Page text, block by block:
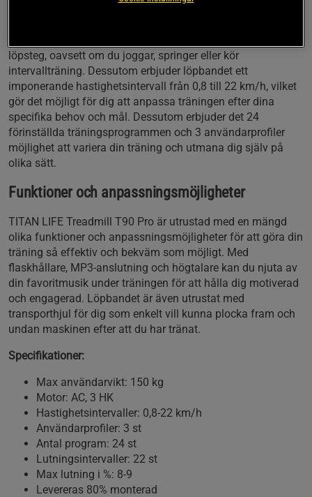
löpsteg, oavsett om du joggar, springer eller kör
intervallträning. Dessutom erbjuder löpbandet ett
imponerande hastighetsintervall från 0,8 till 22 km/h, vilket
gör det möjligt för dig att anpassa träningen efter dina
specifika behov och mål. Dessutom erbjuder det 24
förinställda träningsprogrammen och 3 användarprofiler
möjlighet att variera din träning och utmana dig själv på
olika sätt.
Funktioner och anpassningsmöjligheter
TITAN LIFE Treadmill T90 Pro är utrustad med en mängd
olika funktioner och anpassningsmöjligheter för att göra din
träning så effektiv och bekväm som möjligt. Med
flaskhållare, MP3-anslutning och högtalare kan du njuta av
din favoritmusik under träningen för att hålla dig motiverad
och engagerad. Löpbandet är även utrustat med
transporthjul för dig som enkelt vill kunna plocka fram och
undan maskinen efter att du har tränat.
Specifikationer:
Max användarvikt: 150 kg
Motor: AC, 3 HK
Hastighetsintervaller: 0,8-22 km/h
Användarprofiler: 3 st
Antal program: 24 st
Lutningsintervaller: 22 st
Max lutning i %: 8-9
Levereras 80% monterad